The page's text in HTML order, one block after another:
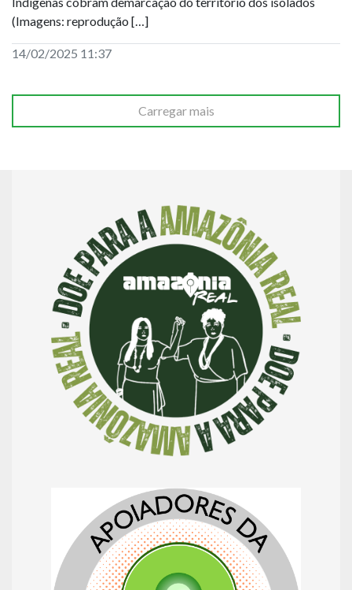
(Imagens: reprodução […]
14/02/2025 11:37
Carregar mais